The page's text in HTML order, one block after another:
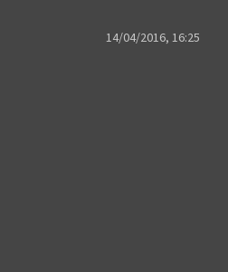
14/04/2016, 16:25